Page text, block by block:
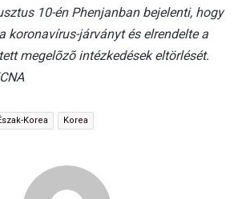
10-én Phenjanban bejelenti, hogy
koronavírus-járványt és elrendelte a
megelõzõ intézkedések eltörlését.
Korea Korea